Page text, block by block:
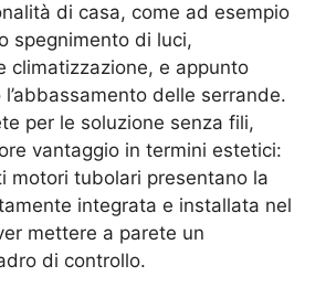
di casa, come ad esempio
spegnimento di luci,
climatizzazione, e appunto
l’abbassamento delle serrande.
per le soluzione senza fili,
vantaggio in termini estetici:
motori tubolari presentano la
integrata e installata nel
mettere a parete un
di controllo.